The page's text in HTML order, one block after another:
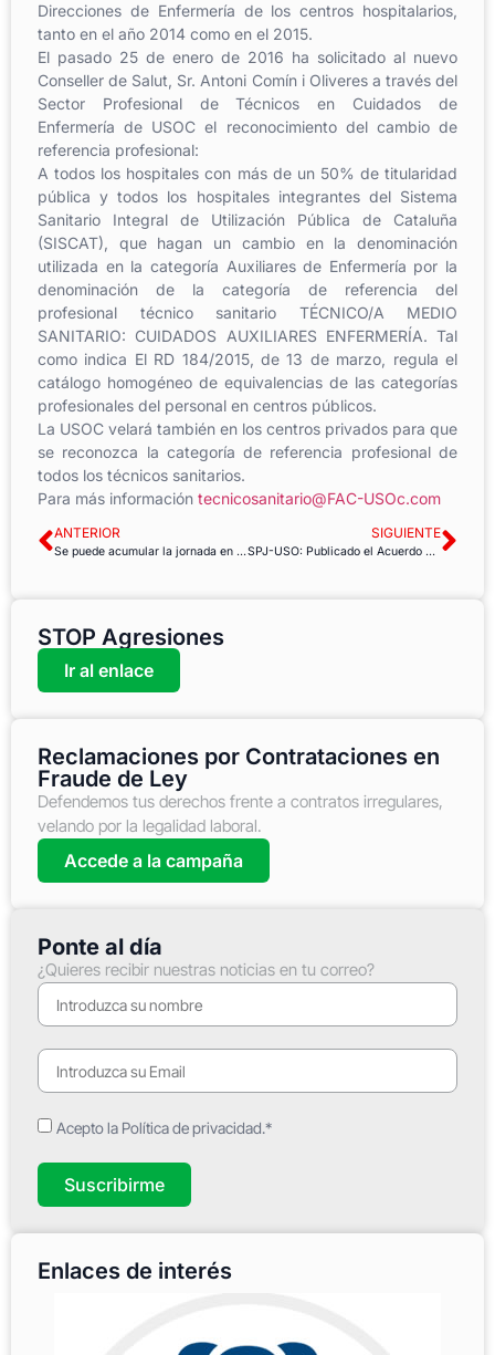
Direcciones de Enfermería de los centros hospitalarios,
tanto en el año 2014 como en el 2015.
El pasado 25 de enero de 2016 ha solicitado al nuevo
Conseller de Salut, Sr. Antoni Comín i Oliveres a través del
Sector Profesional de Técnicos en Cuidados de
Enfermería de USOC el reconocimiento del cambio de
referencia profesional:
A todos los hospitales con más de un 50% de titularidad
pública y todos los hospitales integrantes del Sistema
Sanitario Integral de Utilización Pública de Cataluña
(SISCAT), que hagan un cambio en la denominación
utilizada en la categoría Auxiliares de Enfermería por la
denominación de la categoría de referencia del
profesional técnico sanitario TÉCNICO/A MEDIO
SANITARIO: CUIDADOS AUXILIARES ENFERMERÍA. Tal
como indica El RD 184/2015, de 13 de marzo, regula el
catálogo homogéneo de equivalencias de las categorías
profesionales del personal en centros públicos.
La USOC velará también en los centros privados para que
se reconozca la categoría de referencia profesional de
todos los técnicos sanitarios.
Para más información tecnicosanitario@FAC-USOc.com
ANTERIOR
Se puede acumular la jornada en la jubilación parcial
SIGUIENTE
SPJ-USO: Publicado el Acuerdo sindical en Territorio Ministerio
STOP Agresiones
Ir al enlace
Reclamaciones por Contrataciones en
Fraude de Ley
Defendemos tus derechos frente a contratos irregulares,
velando por la legalidad laboral.
Accede a la campaña
Ponte al día
¿Quieres recibir nuestras noticias en tu correo?
Acepto la Política de privacidad.*
Suscribirme
Enlaces de interés